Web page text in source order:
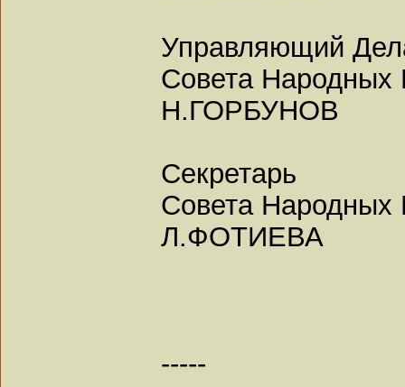
Управляющий
Совета Народных
Н.ГОРБУНОВ
Секретарь
Совета Народных
Л.ФОТИЕВА
-----